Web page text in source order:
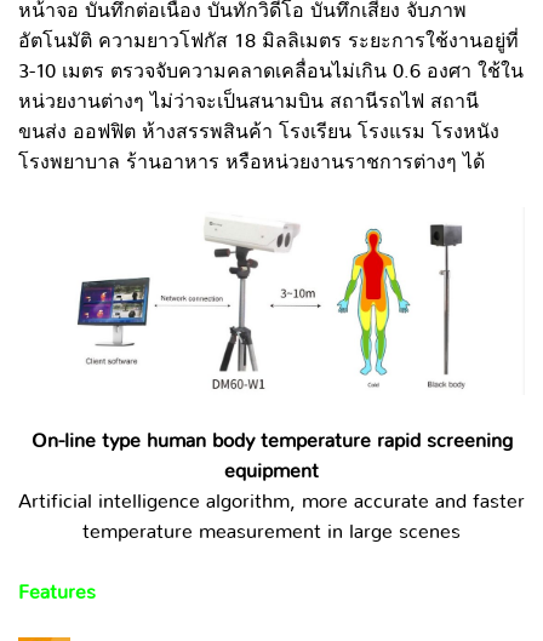
หน้าจอ บันทึกต่อเนื่อง บันทักวิดีโอ บันทึกเสียง จับภาพ
อัตโนมัติ ความยาวโฟกัส 18 มิลลิเมตร ระยะการใช้งานอยู่ที่
3-10 เมตร ตรวจจับความคลาดเคลื่อนไม่เกิน 0.6 องศา ใช้ใน
หน่วยงานต่างๆ ไม่ว่าจะเป็นสนามบิน สถานีรถไฟ สถานี
ขนส่ง ออฟฟิต ห้างสรรพสินค้า โรงเรียน โรงแรม โรงหนัง
โรงพยาบาล ร้านอาหาร หรือหน่วยงานราชการต่างๆ ได้
On-line type human body temperature rapid screening
equipment
Artificial intelligence algorithm, more accurate and faster
temperature measurement in large scenes
Features